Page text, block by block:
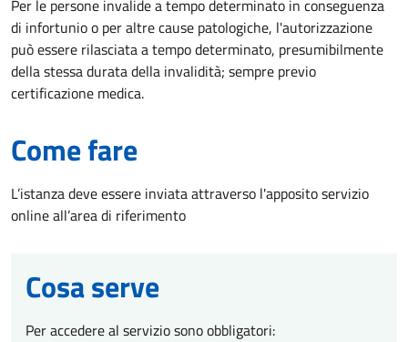
Per le persone invalide a tempo determinato in conseguenza
di infortunio o per altre cause patologiche, l'autorizzazione
può essere rilasciata a tempo determinato, presumibilmente
della stessa durata della invalidità; sempre previo
certificazione medica.
Come fare
L’istanza deve essere inviata attraverso l'apposito servizio
online all’area di riferimento
Cosa serve
Per accedere al servizio sono obbligatori: